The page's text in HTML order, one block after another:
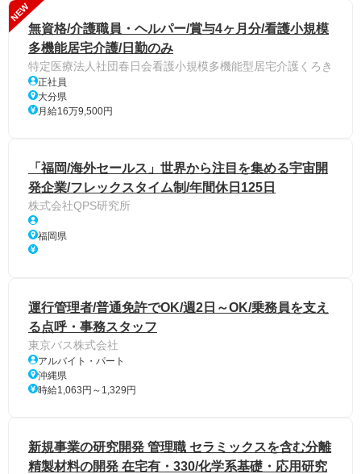
NEW
無資格/介護職員・ヘルパー/賞与4ヶ月分/看護小規模
多機能居宅介護/日勤のみ
特定医療法人社団春日会看護小規模多機能型居宅介護くろき
正社員
大分県
月給16万9,500円
「福岡/海外セールス」世界から注目を集める宇宙開
発企業/フレックスタイム制/年間休日125日
株式会社QPS研究所
福岡県
運行管理者/普通免許でOK/週2日～OK/乗務員を支え
る点呼・事務スタッフ
東京バス株式会社
アルバイト・パート
沖縄県
時給1,063円～1,329円
新規事業の研究開発 管理職 セラミックスを含む分離
精製材料の開発 在宅有・330/化学系基礎・応用研究